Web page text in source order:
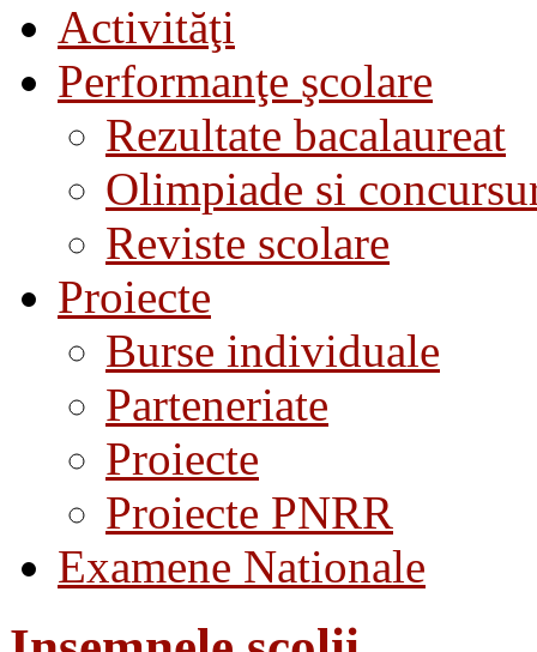
Activităţi
Performanţe şcolare
Rezultate bacalaureat
Olimpiade si
Reviste scolare
Proiecte
Burse individuale
Parteneriate
Proiecte
Proiecte PNRR
Examene Nationale